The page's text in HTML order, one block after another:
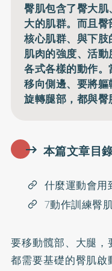
臀肌包含了臀大
大的肌群。而且臀
核心肌群、與下
肌肉的強度、活
各式各樣的動作
移向側邊、要將
旋轉腿部，都與臀
本篇文章目
什麼運動會用
7動作訓練臀
要移動髖部、大腿，
都需要基礎的臀肌